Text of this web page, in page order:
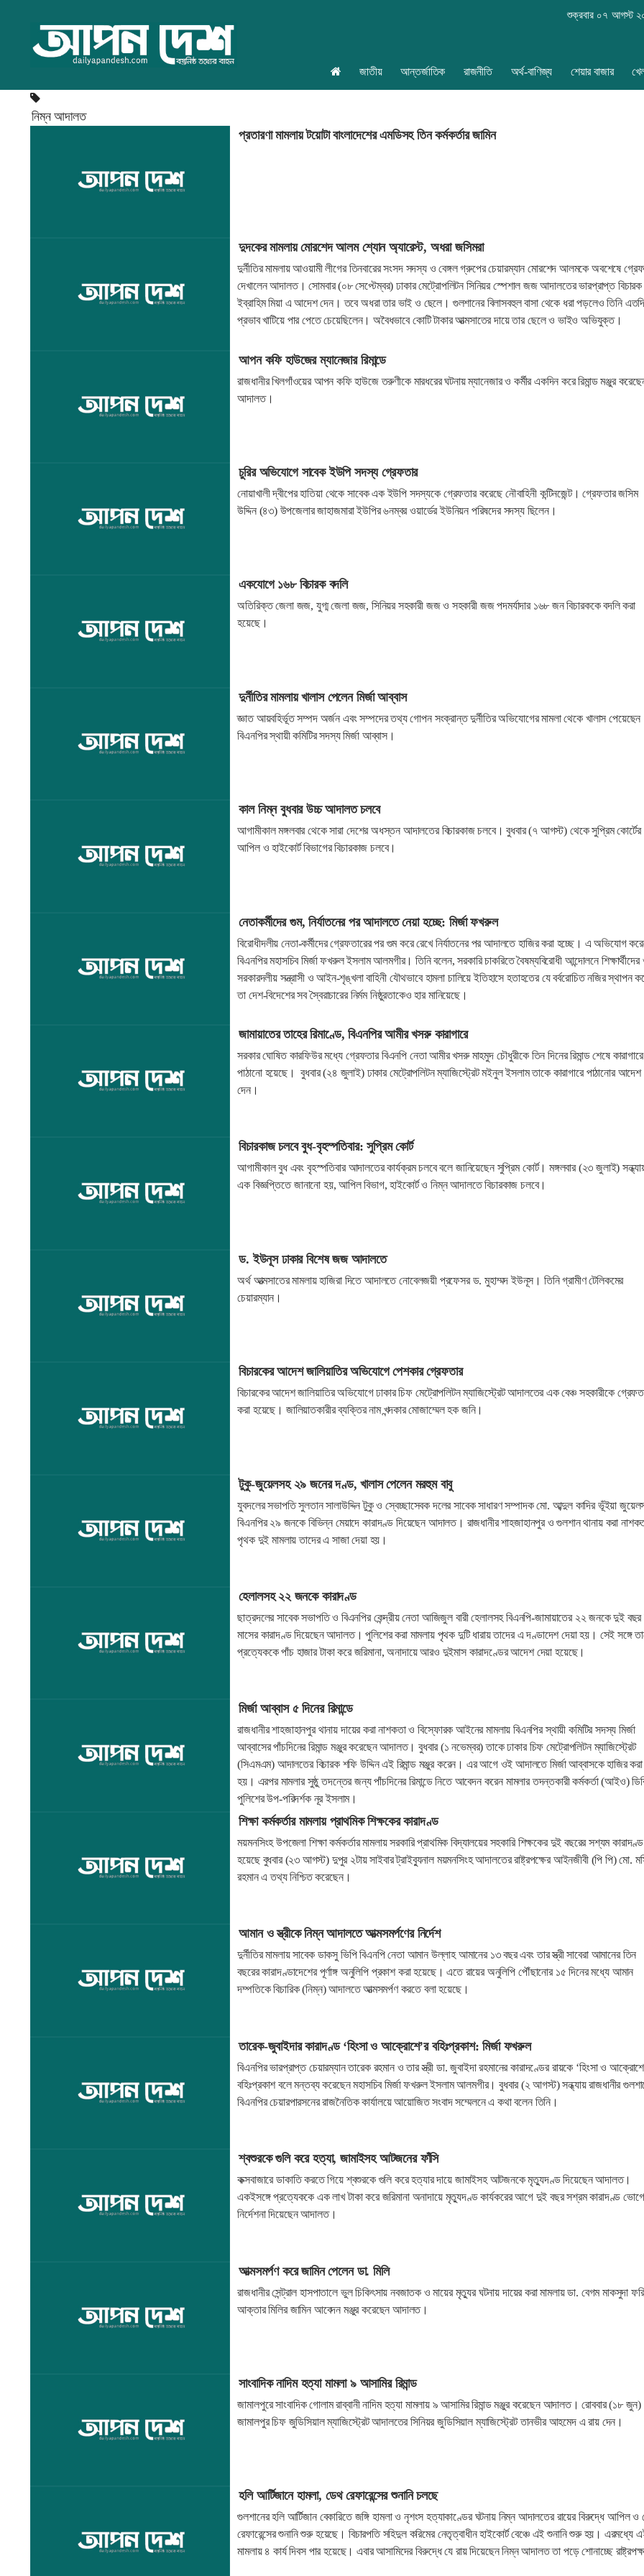
শুক্রবার ০৭ আগস্ট
জাতীয় আন্তর্জাতিক রাজনীতি অর্থ-বাণিজ্য শেয়ার বাজার
নিম্ন আদালত
প্রতারণা মামলায় টয়োটা বাংলাদেশের এমডিসহ তিন কর্মকর্তার জামিন
দুদকের মামলায় মোরশেদ আলম শ্যোন অ্যারেস্ট, অধরা জসিমরা
দুর্নীতির মামলায় আওয়ামী লীগের তিনবারের সংসদ সদস্য ও বেঙ্গল গ্রুপের চেয়ারম্যান মোরশেদ আলমকে অবশেষে
দেখালেন আদালত। সোমবার (০৮ সেপ্টেম্বর) ঢাকার মেট্রোপলিটন সিনিয়র স্পেশাল জজ আদালতের ভারপ্রাপ্ত বিচারক
ইব্রাহিম মিয়া এ আদেশ দেন। তবে অধরা তার ভাই ও ছেলে। গুলশানের বিলাসবহুল বাসা থেকে ধরা পড়লেও তিনি
প্রভাব খাটিয়ে পার পেতে চেয়েছিলেন। অবৈধভাবে কোটি টাকার আত্মসাতের দায়ে তার ছেলে ও ভাইও অভিযুক্ত।
আপন কফি হাউজের ম্যানেজার রিমান্ডে
রাজধানীর খিলগাঁওয়ের আপন কফি হাউজে তরুণীকে মারধরের ঘটনায় ম্যানেজার ও কর্মীর একদিন করে রিমান্ড মঞ্জুর
আদালত।
চুরির অভিযোগে সাবেক ইউপি সদস্য গ্রেফতার
নোয়াখালী দ্বীপের হাতিয়া থেকে সাবেক এক ইউপি সদস্যকে গ্রেফতার করেছে নৌবাহিনী কন্টিনজেন্ট। গ্রেফতার জসিম
উদ্দিন (৪৩) উপজেলার জাহাজমারা ইউপির ৬নম্বর ওয়ার্ডের ইউনিয়ন পরিষদের সদস্য ছিলেন।
একযোগে ১৬৮ বিচারক বদলি
অতিরিক্ত জেলা জজ, যুগ্ম জেলা জজ, সিনিয়র সহকারী জজ ও সহকারী জজ পদমর্যাদার ১৬৮ জন বিচারককে বদলি করা
হয়েছে।
দুর্নীতির মামলায় খালাস পেলেন মির্জা আব্বাস
জ্ঞাত আয়বহির্ভূত সম্পদ অর্জন এবং সম্পদের তথ্য গোপন সংক্রান্ত দুর্নীতির অভিযোগের মামলা থেকে খালাস পেয়েছেন
বিএনপির স্থায়ী কমিটির সদস্য মির্জা আব্বাস।
কাল নিম্ন বুধবার উচ্চ আদালত চলবে
আগামীকাল মঙ্গলবার থেকে সারা দেশের অধস্তন আদালতের বিচারকাজ চলবে। বুধবার (৭ আগস্ট) থেকে সুপ্রিম কোর্টের
আপিল ও হাইকোর্ট বিভাগের বিচারকাজ চলবে।
নেতাকর্মীদের গুম, নির্যাতনের পর আদালতে নেয়া হচ্ছে: মির্জা ফখরুল
বিরোধীদলীয় নেতা-কর্মীদের গ্রেফতারের পর গুম করে রেখে নির্যাতনের পর আদালতে হাজির করা হচ্ছে। এ অভিযোগ
বিএনপির মহাসচিব মির্জা ফখরুল ইসলাম আলমগীর। তিনি বলেন, সরকারি চাকরিতে বৈষম্যবিরোধী আন্দোলনে
সরকারদলীয় সন্ত্রাসী ও আইন-শৃঙ্খলা বাহিনী যৌথভাবে হামলা চালিয়ে ইতিহাসে হতাহতের যে বর্বরোচিত নজির স্থাপন
তা দেশ-বিদেশের সব স্বৈরাচারের নির্মম নিষ্ঠুরতাকেও হার মানিয়েছে।
জামায়াতের তাহের রিমাণ্ডে, বিএনপির আমীর খসরু কারাগারে
সরকার ঘোষিত কারফিউর মধ্যে গ্রেফতার বিএনপি নেতা আমীর খসরু মাহমুদ চৌধুরীকে তিন দিনের রিমান্ড শেষে কারাগারে
পাঠানো হয়েছে। বুধবার (২৪ জুলাই) ঢাকার মেট্রোপলিটন ম্যাজিস্ট্রেট মইনুল ইসলাম তাকে কারাগারে পাঠানোর আদেশ
দেন।
বিচারকাজ চলবে বুধ-বৃহস্পতিবার: সুপ্রিম কোর্ট
আগামীকাল বুধ এবং বৃহস্পতিবার আদালতের কার্যক্রম চলবে বলে জানিয়েছেন সুপ্রিম কোর্ট। মঙ্গলবার (২৩ জুলাই)
এক বিজ্ঞপ্তিতে জানানো হয়, আপিল বিভাগ, হাইকোর্ট ও নিম্ন আদালতে বিচারকাজ চলবে।
ড. ইউনূস ঢাকার বিশেষ জজ আদালতে
অর্থ আত্মসাতের মামলায় হাজিরা দিতে আদালতে নোবেলজয়ী প্রফেসর ড. মুহাম্মদ ইউনূস। তিনি গ্রামীণ টেলিকমের
চেয়ারম্যান।
বিচারকের আদেশ জালিয়াতির অভিযোগে পেশকার গ্রেফতার
বিচারকের আদেশ জালিয়াতির অভিযোগে ঢাকার চিফ মেট্রোপলিটন ম্যাজিস্ট্রেট আদালতের এক বেঞ্চ সহকারীকে
করা হয়েছে। জালিয়াতকারীর ব্যক্তির নাম খন্দকার মোজাম্মেল হক জনি।
টুকু-জুয়েলসহ ২৯ জনের দণ্ড, খালাস পেলেন মরহুম বাবু
যুবদলের সভাপতি সুলতান সালাউদ্দিন টুকু ও স্বেচ্ছাসেবক দলের সাবেক সাধারণ সম্পাদক মো. আব্দুল কাদির ভূঁইয়া
বিএনপির ২৯ জনকে বিভিন্ন মেয়াদে কারাদণ্ড দিয়েছেন আদালত। রাজধানীর শাহজাহানপুর ও গুলশান থানায় করা
পৃথক দুই মামলায় তাদের এ সাজা দেয়া হয়।
হেলালসহ ২২ জনকে কারাদণ্ড
ছাত্রদলের সাবেক সভাপতি ও বিএনপির কেন্দ্রীয় নেতা আজিজুল বারী হেলালসহ বিএনপি-জামায়াতের ২২ জনকে দুই বছর
মাসের কারাদণ্ড দিয়েছেন আদালত। পুলিশের করা মামলায় পৃথক দুটি ধারায় তাদের এ দণ্ডাদেশ দেয়া হয়। সেই সঙ্গে
প্রত্যেককে পাঁচ হাজার টাকা করে জরিমানা, অনাদায়ে আরও দুইমাস কারাদণ্ডের আদেশ দেয়া হয়েছে।
মির্জা আব্বাস ৫ দিনের রিমান্ডে
রাজধানীর শাহজাহানপুর থানায় দায়ের করা নাশকতা ও বিস্ফোরক আইনের মামলায় বিএনপির স্থায়ী কমিটির সদস্য মির্জা
আব্বাসের পাঁচদিনের রিমান্ড মঞ্জুর করেছেন আদালত। বুধবার (১ নভেম্বর) তাকে ঢাকার চিফ মেট্রোপলিটন ম্যাজিস্ট্রেট
(সিএমএম) আদালতের বিচারক শফি উদ্দিন এই রিমান্ড মঞ্জুর করেন। এর আগে ওই আদালতে মির্জা আব্বাসকে হাজির করা
হয়। এরপর মামলার সুষ্ঠু তদন্তের জন্য পাঁচদিনের রিমান্ডে নিতে আবেদন করেন মামলার তদন্তকারী কর্মকর্তা (আইও)
পুলিশের উপ-পরিদর্শক নূর ইসলাম।
শিক্ষা কর্মকর্তার মামলায় প্রাথমিক শিক্ষকের কারাদণ্ড
ময়মনসিংহ উপজেলা শিক্ষা কর্মকর্তার মামলায় সরকারি প্রাথমিক বিদ্যালয়ের সহকারি শিক্ষকের দুই বছরের সশ্যম কারাদণ্ড
হয়েছে বুধবার (২৩ আগস্ট) দুপুর ২টায় সাইবার ট্রাইব্যুনাল ময়মনসিংহ আদালতের রাষ্ট্রপক্ষের আইনজীবী (পি পি) মো.
রহমান এ তথ্য নিশ্চিত করেছেন।
আমান ও স্ত্রীকে নিম্ন আদালতে আত্মসমর্পণের নির্দেশ
দুর্নীতির মামলায় সাবেক ডাকসু ভিপি বিএনপি নেতা আমান উল্লাহ আমানের ১৩ বছর এবং তার স্ত্রী সাবেরা আমানের তিন
বছরের কারাদণ্ডাদেশের পূর্ণাঙ্গ অনুলিপি প্রকাশ করা হয়েছে। এতে রায়ের অনুলিপি পৌঁছানোর ১৫ দিনের মধ্যে আমান
দম্পতিকে বিচারিক (নিম্ন) আদালতে আত্মসমর্পণ করতে বলা হয়েছে।
তারেক-জুবাইদার কারাদণ্ড ‘হিংসা ও আক্রোশে’র বহিঃপ্রকাশ: মির্জা ফখরুল
বিএনপির ভারপ্রাপ্ত চেয়ারম্যান তারেক রহমান ও তার স্ত্রী ডা. জুবাইদা রহমানের কারাদণ্ডের রায়কে ‘হিংসা ও
বহিঃপ্রকাশ বলে মন্তব্য করেছেন মহাসচিব মির্জা ফখরুল ইসলাম আলমগীর। বুধবার (২ আগস্ট) সন্ধ্যায় রাজধানীর
বিএনপির চেয়ারপারসনের রাজনৈতিক কার্যালয়ে আয়োজিত সংবাদ সম্মেলনে এ কথা বলেন তিনি।
শ্বশুরকে গুলি করে হত্যা, জামাইসহ আটজনের ফাঁসি
কক্সবাজারে ডাকাতি করতে গিয়ে শ্বশুরকে গুলি করে হত্যার দায়ে জামাইসহ আটজনকে মৃত্যুদণ্ড দিয়েছেন আদালত।
একইসঙ্গে প্রত্যেককে এক লাখ টাকা করে জরিমানা অনাদায়ে মৃত্যুদণ্ড কার্যকরের আগে দুই বছর সশ্রম কারাদণ্ড
নির্দেশনা দিয়েছেন আদালত।
আত্মসমর্পণ করে জামিন পেলেন ডা. মিলি
রাজধানীর সেন্ট্রাল হাসপাতালে ভুল চিকিৎসায় নবজাতক ও মায়ের মৃত্যুর ঘটনায় দায়ের করা মামলায় ডা. বেগম মাকসুদা
আক্তার মিলির জামিন আবেদন মঞ্জুর করেছেন আদালত।
সাংবাদিক নাদিম হত্যা মামলা ৯ আসামির রিমান্ড
জামালপুরে সাংবাদিক গোলাম রাব্বানী নাদিম হত্যা মামলায় ৯ আসামির রিমান্ড মঞ্জুর করেছেন আদালত। রোববার (১৮ জুন)
জামালপুর চিফ জুডিসিয়াল ম্যাজিস্ট্রেট আদালতের সিনিয়র জুডিসিয়াল ম্যাজিস্ট্রেট তানভীর আহমেদ এ রায় দেন।
হলি আর্টিজানে হামলা, ডেথ রেফারেন্সের শুনানি চলছে
গুলশানের হলি আর্টিজান বেকারিতে জঙ্গি হামলা ও নৃশংস হত্যাকাণ্ডের ঘটনায় নিম্ন আদালতের রায়ের বিরুদ্ধে আপিল ও
রেফারেন্সের শুনানি শুরু হয়েছে। বিচারপতি সহিদুল করিমের নেতৃত্বাধীন হাইকোর্ট বেঞ্চে এই শুনানি শুরু হয়। এরমধ্যে
মামলায় ৪ কার্য দিবস পার হয়েছে। এবার আসামিদের বিরুদ্ধে যে রায় দিয়েছেন নিম্ন আদালত তা পড়ে শোনাচ্ছে